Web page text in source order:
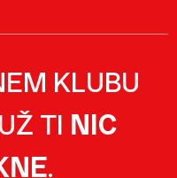
KLUBU
TI NIC
.